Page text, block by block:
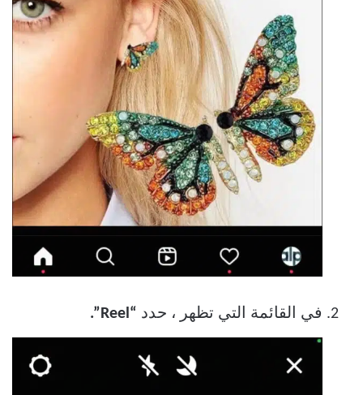
في القائمة التي تظهر ، حدد “Reel”.